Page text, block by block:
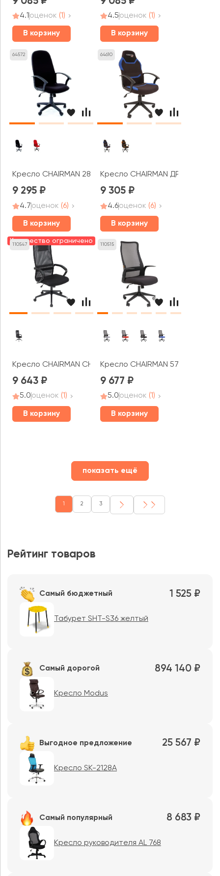
4.1 оценок (1)
В корзину
4.5оценок (1)
В корзину
64572
Кресло CHAIRMAN 289
9 295
4.7оценок (6)
В корзину
64610
Кресло CHAIRMAN ДРАЙВ 9
9 305
4.6оценок (6)
В корзину
110547
Количество ограничено
Кресло CHAIRMAN CH612 черный пластик
9 643
5.0оценок (1)
В корзину
110515
Кресло CHAIRMAN 573
9 677
5.0оценок (1)
В корзину
показать ещё
1 2 3
Рейтинг товаров
Самый бюджетный 1 525 ₽
Табурет SHT-S36 желтый
Самый дорогой 894 140 ₽
Кресло Modus
Выгодное предложение 25 567 ₽
Кресло SK-2128A
Самый популярный 8 683 ₽
Кресло руководителя AL 768